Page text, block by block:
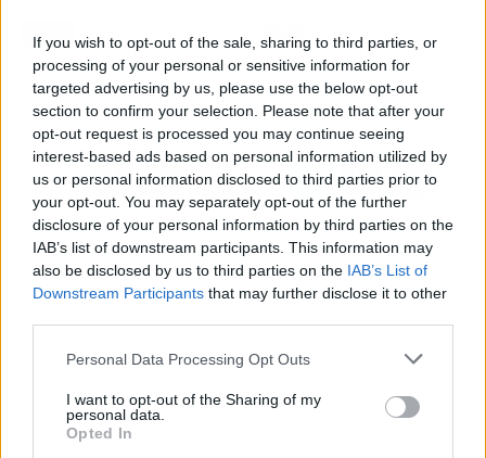
If you wish to opt-out of the sale, sharing to third parties, or
processing of your personal or sensitive information for
targeted advertising by us, please use the below opt-out
section to confirm your selection. Please note that after your
opt-out request is processed you may continue seeing
interest-based ads based on personal information utilized by
us or personal information disclosed to third parties prior to
your opt-out. You may separately opt-out of the further
disclosure of your personal information by third parties on the
IAB’s list of downstream participants. This information may
also be disclosed by us to third parties on the IAB’s List of
Downstream Participants that may further disclose it to other
Personal Data Processing Opt Outs
I want to opt-out of the Sharing of my
personal data.
Opted In
muy identificados con
cada palabra de '2:50'"
rock vibrante con sus
temas 'En la estampida'
y 'Solo importas tú'